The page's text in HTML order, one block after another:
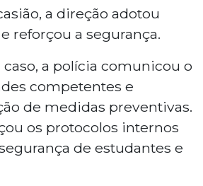
a direção adotou
reforçou a segurança.
a polícia comunicou o
competentes e
de medidas preventivas.
os protocolos internos
de estudantes e